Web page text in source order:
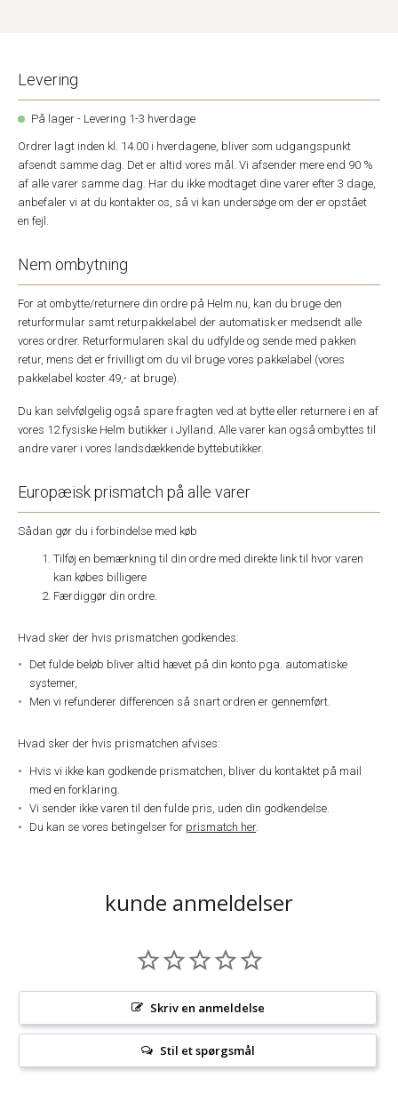
Levering
På lager - Levering 1-3 hverdage
Ordrer lagt inden kl. 14.00 i hverdagene, bliver som udgangspunkt
afsendt samme dag. Det er altid vores mål. Vi afsender mere end 90 %
af alle varer samme dag. Har du ikke modtaget dine varer efter 3 dage,
anbefaler vi at du kontakter os, så vi kan undersøge om der er opstået
en fejl.
Nem ombytning
For at ombytte/returnere din ordre på Helm.nu, kan du bruge den
returformular samt returpakkelabel der automatisk er medsendt alle
vores ordrer. Returformularen skal du udfylde og sende med pakken
retur, mens det er frivilligt om du vil bruge vores pakkelabel (vores
pakkelabel koster 49,- at bruge).
Du kan selvfølgelig også spare fragten ved at bytte eller returnere i en af
vores 12 fysiske Helm butikker i Jylland. Alle varer kan også ombyttes til
andre varer i vores landsdækkende byttebutikker.
Europæisk prismatch på alle varer
Sådan gør du i forbindelse med køb
Tilføj en bemærkning til din ordre med direkte link til hvor varen
kan købes billigere
Færdiggør din ordre.
Hvad sker der hvis prismatchen godkendes:
Det fulde beløb bliver altid hævet på din konto pga. automatiske
systemer,
Men vi refunderer differencen så snart ordren er gennemført.
Hvad sker der hvis prismatchen afvises:
Hvis vi ikke kan godkende prismatchen, bliver du kontaktet på mail
med en forklaring.
Vi sender ikke varen til den fulde pris, uden din godkendelse.
Du kan se vores betingelser for prismatch her.
kunde anmeldelser
Skriv en anmeldelse
Stil et spørgsmål